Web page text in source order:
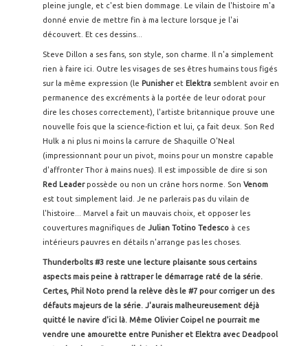
pleine jungle, et c'est bien dommage. Le vilain de l'histoire m'a
donné envie de mettre fin à ma lecture lorsque je l'ai
découvert. Et ces dessins...
Steve Dillon a ses fans, son style, son charme. Il n'a simplement
rien à faire ici. Outre les visages de ses êtres humains tous figés
sur la même expression (le Punisheret Elektra semblent avoir en
permanence des excréments à la portée de leur odorat pour
dire les choses correctement), l'artiste britannique prouve une
nouvelle fois que la science-fiction et lui, ça fait deux. Son Red
Hulk a ni plus ni moins la carrure de Shaquille O'Neal
(impressionnant pour un pivot, moins pour un monstre capable
d'affronter Thor à mains nues). Il est impossible de dire si son
Red Leaderpossède ou non un crâne hors norme. Son Venom
est tout simplement laid. Je ne parlerais pas du vilain de
l'histoire... Marvel a fait un mauvais choix, et opposer les
couvertures magnifiques de Julian Totino Tedesco à ces
intérieurs pauvres en détails n'arrange pas les choses.
Thunderbolts #3 reste une lecture plaisante sous certains
aspects mais peine à rattraper le démarrage raté de la série.
Certes, Phil Noto prend la relève dès le #7 pour corriger un des
défauts majeurs de la série. J'aurais malheureusement déjà
quitté le navire d'ici là. Même Olivier Coipel ne pourrait me
vendre une amourette entre Punisher et Elektra avec Deadpool